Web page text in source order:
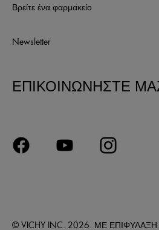
Βρείτε ένα φαρμακείο
Newsletter
ΕΠΙΚΟΙΝΩΝΗΣΤΕ
© VICHY INC. 2026. ΜΕ